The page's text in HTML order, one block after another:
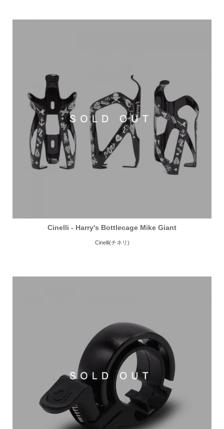
Cinelli - Harry's Bottlecage Mike Giant
Cinelli(チネリ)